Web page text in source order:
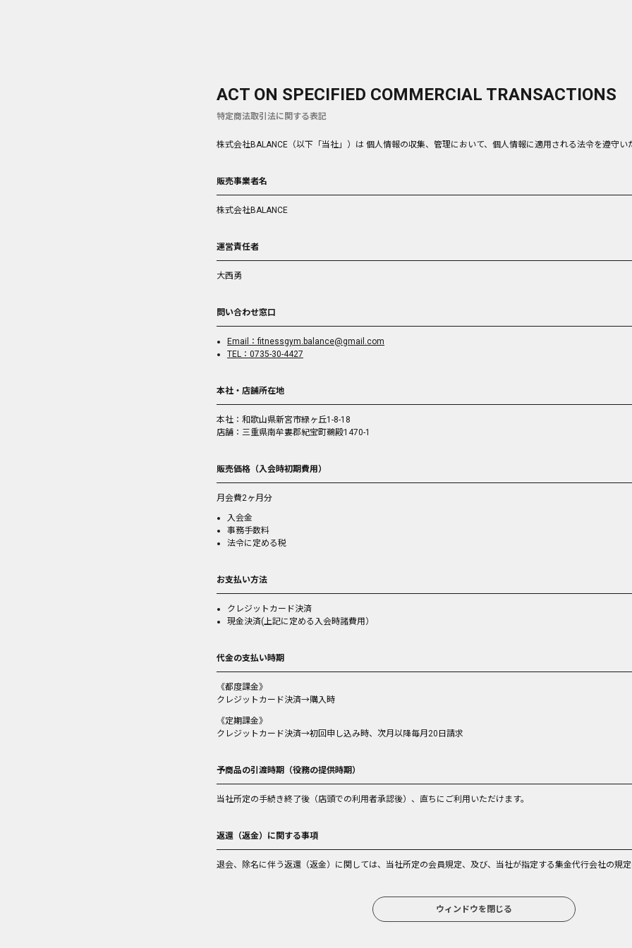
ACT ON SPECIFIED COMMERCIAL TRANSACTIONS
特定商法取引法に関する表記
株式会社BALANCE（以下「当社」）は 個人情報の収集、管理において、個人情報に適用される法令を遵守い
販売事業者名
株式会社BALANCE
運営責任者
大西勇
問い合わせ窓口
Email：fitnessgym.balance@gmail.com
TEL：0735-30-4427
本社・店舗所在地
本社：和歌山県新宮市緑ヶ丘1-8-18
店舗：三重県南牟婁郡紀宝町鵜殿1470-1
販売価格（入会時初期費用）
月会費2ヶ月分
入会金
事務手数料
法令に定める税
お支払い方法
クレジットカード決済
現金決済(上記に定める入会時諸費用）
代金の支払い時期
《都度課金》
クレジットカード決済→購入時
《定期課金》
クレジットカード決済→初回申し込み時、次月以降毎月20日請求
予商品の引渡時期（役務の提供時期）
当社所定の手続き終了後（店頭での利用者承認後）、直ちにご利用いただけます。
返還（返金）に関する事項
退会、除名に伴う返還（返金）に関しては、当社所定の会員規定、及び、当社が指定する集金代行会社の規定
ウィンドウを閉じる